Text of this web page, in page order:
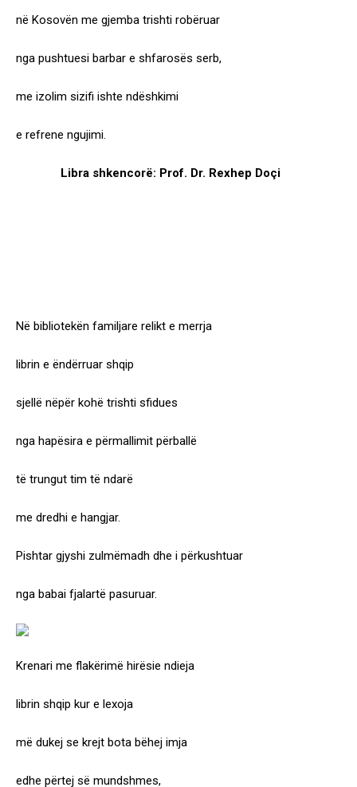
në Kosovën me gjemba trishti robëruar
nga pushtuesi barbar e shfarosës serb,
me izolim sizifi ishte ndëshkimi
e refrene ngujimi.
Libra shkencorë: Prof. Dr. Rexhep Doçi
Në bibliotekën familjare relikt e merrja
librin e ëndërruar shqip
sjellë nëpër kohë trishti sfidues
nga hapësira e përmallimit përballë
të trungut tim të ndarë
me dredhi e hangjar.
Pishtar gjyshi zulmëmadh dhe i përkushtuar
nga babai fjalartë pasuruar.
Krenari me flakërimë hirësie ndieja
librin shqip kur e lexoja
më dukej se krejt bota bëhej imja
edhe përtej së mundshmes,